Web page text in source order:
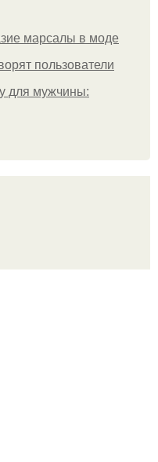
марсалы в моде
пользователи
для мужчины: